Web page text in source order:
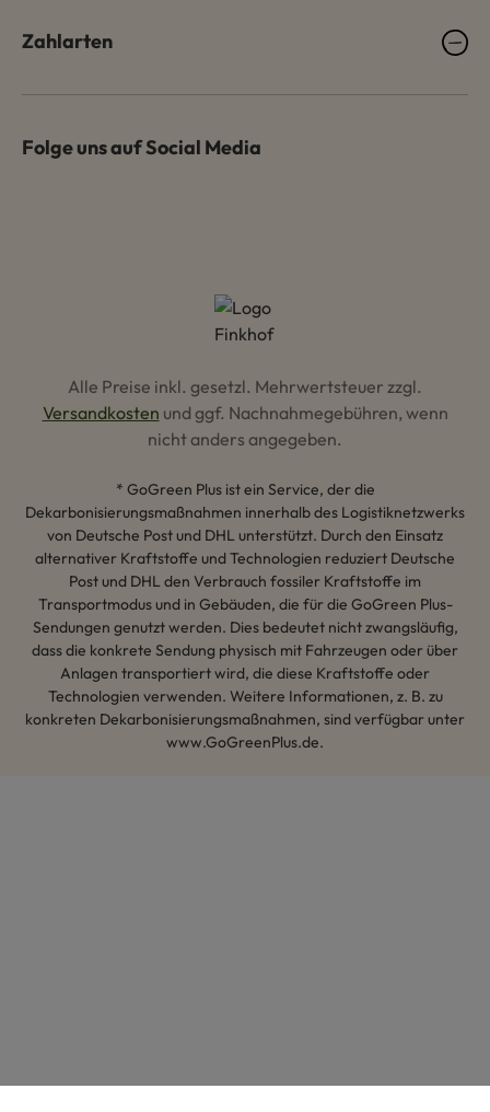
Zahlarten
Folge uns auf Social Media
Alle Preise inkl. gesetzl. Mehrwertsteuer zzgl.
Versandkosten und ggf. Nachnahmegebühren, wenn
nicht anders angegeben.
* GoGreen Plus ist ein Service, der die
Dekarbonisierungsmaßnahmen innerhalb des Logistiknetzwerks
von Deutsche Post und DHL unterstützt. Durch den Einsatz
alternativer Kraftstoffe und Technologien reduziert Deutsche
Post und DHL den Verbrauch fossiler Kraftstoffe im
Transportmodus und in Gebäuden, die für die GoGreen Plus-
Sendungen genutzt werden. Dies bedeutet nicht zwangsläufig,
dass die konkrete Sendung physisch mit Fahrzeugen oder über
Anlagen transportiert wird, die diese Kraftstoffe oder
Technologien verwenden. Weitere Informationen, z. B. zu
konkreten Dekarbonisierungsmaßnahmen, sind verfügbar unter
www.GoGreenPlus.de.